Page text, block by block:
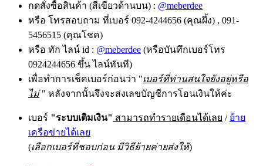
กดสั่งซื้อสินค้า (สีเขียวด้านบน) : @meberdee
หรือ โทรสอบถาม ที่เบอร์ 092-4244656 (คุณผึ้ง) , 091-
5456515 (คุณโชค)
หรือ ทัก ไลน์ id : @meberdee (หรือบันทึกเบอร์โทร
0924244656 ขึ้น ไลน์ทันที)
เพื่อทำการเช็คเบอร์ก่อนว่า "เบอร์ที่ท่านสนใจยังอยู่หรือ
ไม่" หลังจากนั้นจึงจะส่งเลขบัญชีการโอนเงินให้ค่ะ
เบอร์ "ระบบเติมเงิน" สามารถทำรายเดือนได้เลย / ย้าย
เครือข่ายได้เลย
(เลือกเบอร์ที่ชอบก่อน มีวิธีย้ายค่ายส่งให้)